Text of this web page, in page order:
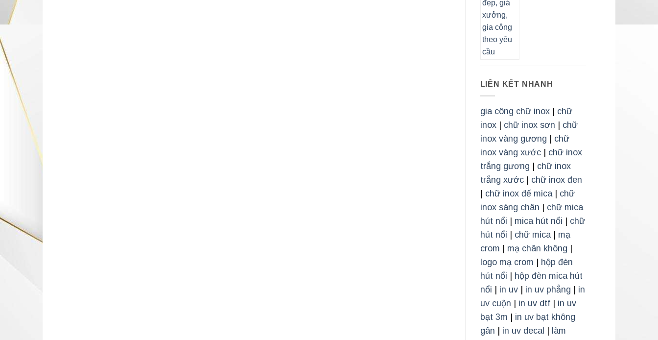
LIÊN KẾT NHANH
gia công chữ inox| chữ
inox| chữ inox sơn
chữ
inox vàng gương
chữ
inox vàng xước| chữ inox
trắng gương
chữ inox
trắng xước| chữ inox đen
chữ inox đế mica| chữ
inox sáng chân
chữ mica
hút nổi
mica hút nổi
chữ
hút nổi
chữ mica| mạ
crom
mạ chân không
logo mạ crom
hộp đèn
hút nổi
hộp đèn mica hút
nổi
in uv| in uv phẳng
in
uv cuộn
in uv dtf| in uv
bạt 3m
in uv bạt không
gân
in uv decal
làm